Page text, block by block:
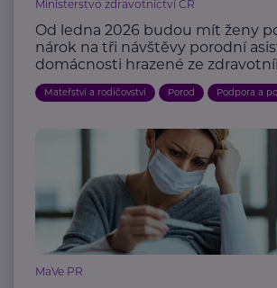
Ministerstvo zdravotnictví ČR
Od ledna 2026 budou mít ženy
nárok na tři návštěvy porodní
domácnosti hrazené ze
Mateřství a rodičovství Porod Podpora a
MaVe PR